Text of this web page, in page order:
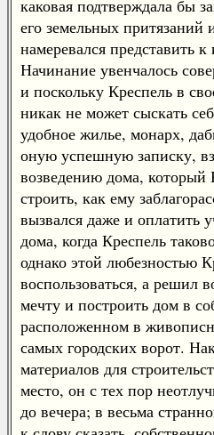
каковая подтверждала бы
его земельных притязаний
намеревался представить
Начинание увенчалось
и поскольку Креспель в
никак не может сыскать
удобное жилье, монарх,
оную успешную записку,
возведению дома, который
строить, как ему
вызвался даже и оплатить
дома, когда Креспель
однако этой любезностью
воспользоваться, а решил
мечту и построить дом в
расположенном в
самых городских ворот.
материалов для
место, он с тех пор
до вечера; в весьма